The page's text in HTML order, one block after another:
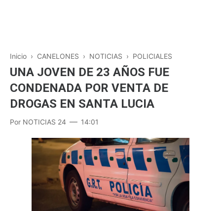
Inicio › CANELONES › NOTICIAS › POLICIALES
UNA JOVEN DE 23 AÑOS FUE
CONDENADA POR VENTA DE
DROGAS EN SANTA LUCIA
Por NOTICIAS 24 14:01